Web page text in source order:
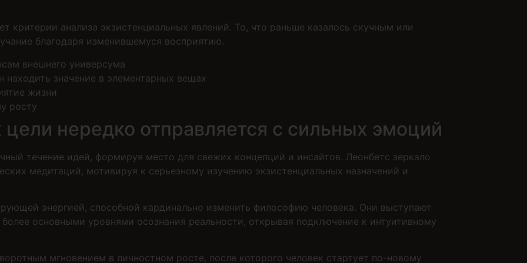
критерии анализа экзистенциальных явлений. То, что раньше казалось скучным или
благодаря изменившемуся восприятию.
внешнего универсума
значение в элементарных вещах
жизни
росту
нередко отправляется с сильных эмоций
течение идей, формируя место для свежих концепций и инсайтов. Леонбетс зеркало
медитаций, мотивируя к серьезному изучению экзистенциальных назначений и
энергией, способной кардинально изменить философию человека. Они выступают
основными уровнями осознания реальности, открывая подключение к интуитивному
мгновением в личностном росте, после которого человек стартует по-новому